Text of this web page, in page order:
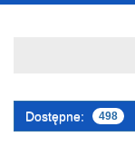
Dostępne: 498